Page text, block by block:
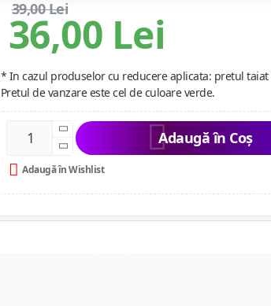
36,00 Lei
39,00 Lei
Adaugă în Coș
Adaugă în Wishlist
* In cazul produselor cu reducere aplicata: pretul
Pretul de vanzare este cel de culoare verde.